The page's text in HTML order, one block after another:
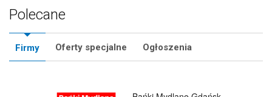
Polecane
Firmy Oferty specjalne Ogłoszenia